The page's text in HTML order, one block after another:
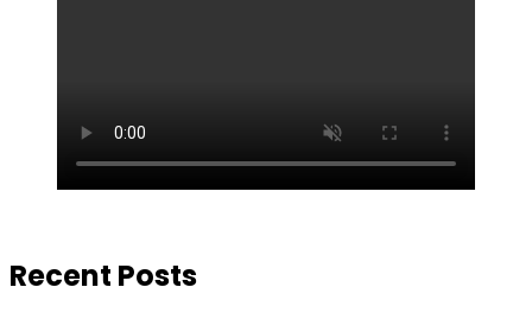
Recent Posts